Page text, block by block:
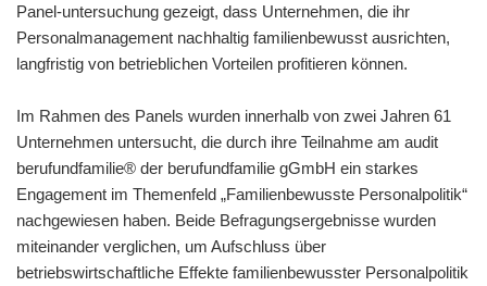
Panel-untersuchung gezeigt, dass Unternehmen, die ihr
Personalmanagement nachhaltig familienbewusst ausrichten,
langfristig von betrieblichen Vorteilen profitieren können.
Im Rahmen des Panels wurden innerhalb von zwei Jahren 61
Unternehmen untersucht, die durch ihre Teilnahme am audit
berufundfamilie® der berufundfamilie gGmbH ein starkes
Engagement im Themenfeld „Familienbewusste Personalpolitik“
nachgewiesen haben. Beide Befragungsergebnisse wurden
miteinander verglichen, um Aufschluss über
betriebswirtschaftliche Effekte familienbewusster Personalpolitik